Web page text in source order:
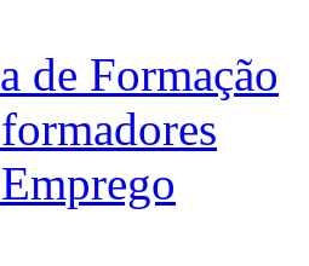
de Formação